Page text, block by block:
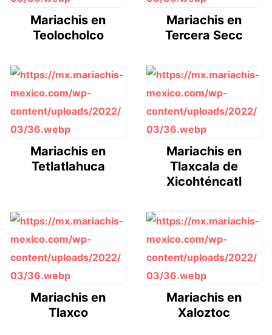
Mariachis en
Teolocholco
Mariachis en
Tercera Secc
Mariachis en
Tetlatlahuca
Mariachis en
Tlaxcala de
Xicohténcatl
Mariachis en
Tlaxco
Mariachis en
Xaloztoc